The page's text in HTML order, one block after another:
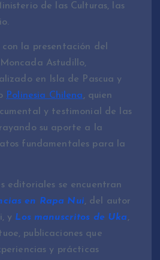
de las Culturas, las
la presentación del
Astudillo,
en Isla de Pascua y
Polinesia Chilena, quien
y testimonial de las
su aporte a la
fundamentales para la
editoriales se encuentran
en Rapa Nui, del autor
y Los manuscritos de Uka,
publicaciones que
y prácticas